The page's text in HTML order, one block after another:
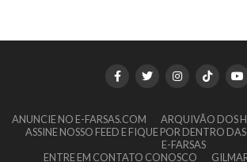
ANUNCIE NO E-FARSAS.COM ARQUIVÃO DOS
ASSINE NOSSO FEED E FIQUE POR DENTRO
E-FARSAS
ENTRE EM CONTATO CONOSCO